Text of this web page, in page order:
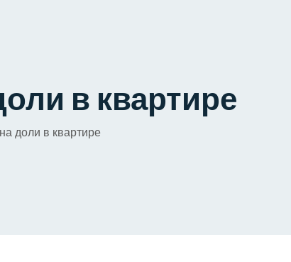
в квартире
доли в квартире